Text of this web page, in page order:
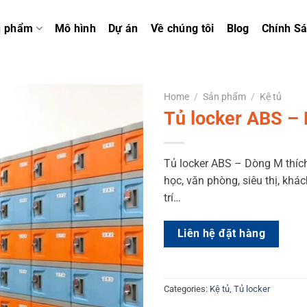
phẩm Mô hình Dự án Về chúng tôi Blog Chính
Home / Sản phẩm / Kệ tủ
Tủ locker ABS –
Tủ locker ABS – Dòng M
học, văn phòng, siêu thị,
trí…
Liên hệ đặt hàng
Categories: Kệ tủ, Tủ locker